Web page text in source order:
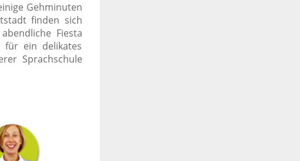
Gehminuten
finden sich
Fiesta
für ein delikates
Sprachschule